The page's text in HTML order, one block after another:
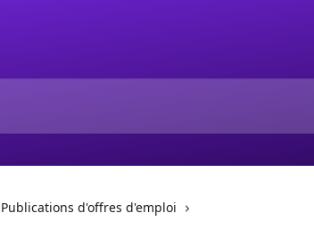
Publications d'offres d'emploi